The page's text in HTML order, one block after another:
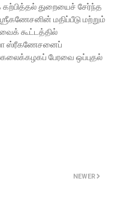
துறையைச் சேர்ந்த
ஶ்ரீகணேசனின் மதிப்பீடு மற்றும்
கூட்டத்தில்
ஸ்ரீகணேசனைப்
பேரவை ஒப்புதல்
NEWER